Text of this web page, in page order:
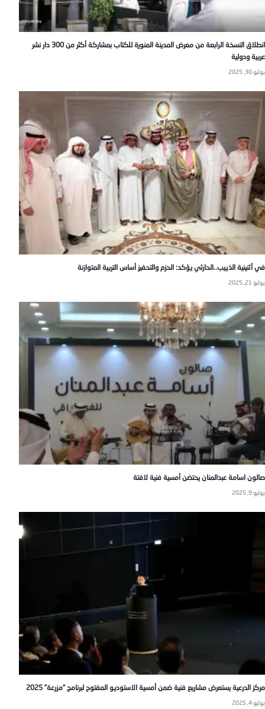
انطلاق النسخة الرابعة من معرض المدينة المنورة للكتاب بمشاركة أكثر من 300 دار نشر
عربية ودولية
يوليو 30, 2025
في أثنينية الذييب..الحارثي يؤكد: الحزم والتحفيز أساس التربية المتوازنة
يوليو 21, 2025
صالون اسامة عبدالمنان يحتضن أمسية فنية لافتة
يوليو 9, 2025
مركز الدرعية يستعرض مشاريع فنية ضمن أمسية الاستوديو المفتوح لبرنامج “مزرعة” 2025
يوليو 4, 2025